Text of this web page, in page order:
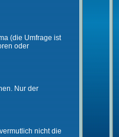
(die Umfrage ist
oder
Nur der
nicht die